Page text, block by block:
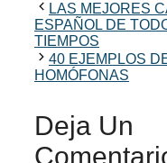
LAS MEJORES
ESPAÑOL DE
TIEMPOS
40 EJEMPLOS
HOMÓFONAS
Deja Un